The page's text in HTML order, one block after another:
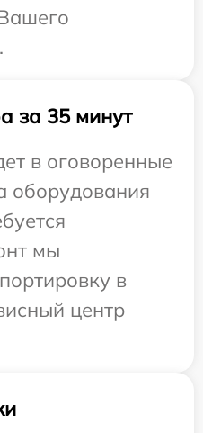
за 35 минут
в оговоренные
оборудования
мы
в
центр